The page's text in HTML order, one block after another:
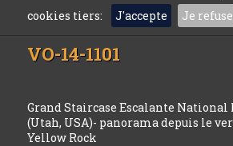
cookies tiers:
J'accepte Je refuse
VO-14-1101
Grand Staircase Escalante
(Utah, USA)- panorama depuis le
Yellow Rock